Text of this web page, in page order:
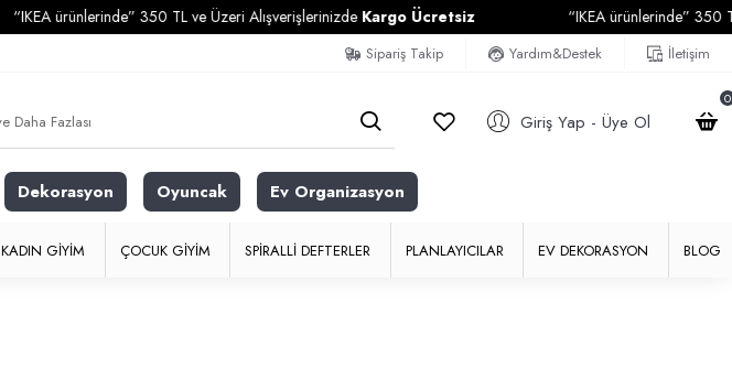
“IKEA ürünlerinde” 350 TL ve Üzeri AlışverişlerinizdeKargo Ücretsiz “IKEA ürünlerinde” 350
Sipariş Takip Yardım&Destek İletişim
Giriş Yap - Üye Ol
0
Dekorasyon Oyuncak Ev Organizasyon
KADIN GIYIM ÇOCUK GIYIM SPIRALLI DEFTERLER PLANLAYICILAR EV DEKORASYON BLOG